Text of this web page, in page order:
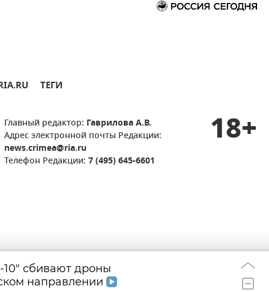
ТЕГИ
Главный редактор: Гаврилова А.В.
Адрес электронной почты Редакции:
news.crimea@ria.ru
Телефон Редакции: 7 (495) 645-6601
18+
сбивают дроны
направлении
обстановка на